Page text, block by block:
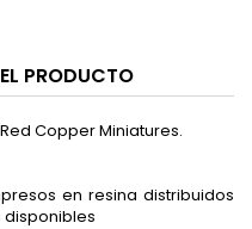
PRODUCTO
Copper Miniatures.
en resina distribuidos